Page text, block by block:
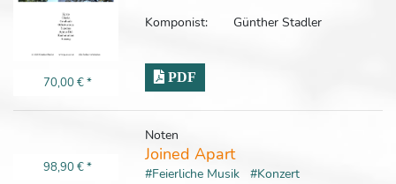
70,00 €*
Komponist: Günther Stadler
PDF
98,90 €*
Noten
Joined Apart
#Feierliche Musik
#Konzert